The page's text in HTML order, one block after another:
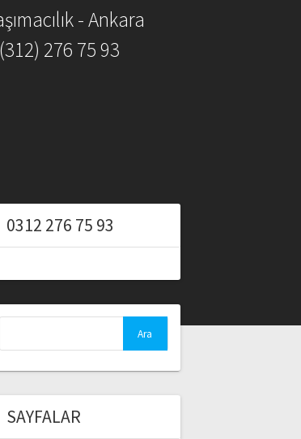
- Ankara
276 75 93
0312 276 75 93
SAYFALAR